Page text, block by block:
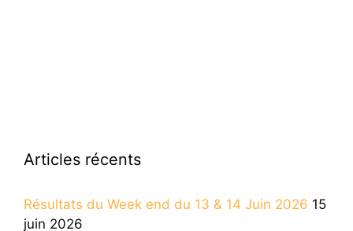
Articles récents
Résultats du Week end du 13 & 14 Juin 2026 15
juin 2026